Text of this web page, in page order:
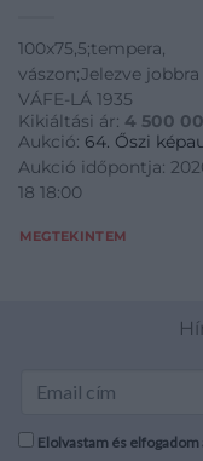
100x75,5;tempera,
vászon;Jelezve
VÁFE-LÁ 1935
Kikiáltási ár: 4 500
Aukció: 64. Őszi
Aukció időpontja:
18 18:00
MEGTEKINTEM
Elolvastam és